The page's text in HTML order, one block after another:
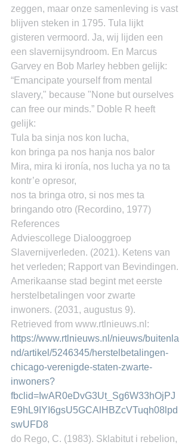
zeggen, maar onze samenleving is vast
blijven steken in 1795. Tula lijkt
gisteren vermoord. Ja, wij lijden een
een slavernijsyndroom. En Marcus
Garvey en Bob Marley hebben gelijk:
“Emancipate yourself from mental
slavery," because "None but ourselves
can free our minds.” Doble R heeft
gelijk:
Tula ba sinja nos kon lucha,
kon bringa pa nos hanja nos balor
Mira, mira ki ironía, nos lucha ya no ta
kontr’e opresor,
nos ta bringa otro, si nos mes ta
bringando otro (Recordino, 1977)
References
Adviescollege Dialooggroep
Slavernijverleden. (2021). Ketens van
het verleden; Rapport van Bevindingen.
Amerikaanse stad begint met eerste
herstelbetalingen voor zwarte
inwoners. (2031, augustus 9).
Retrieved from www.rtlnieuws.nl:
https://www.rtlnieuws.nl/nieuws/buitenla
nd/artikel/5246345/herstelbetalingen-
chicago-verenigde-staten-zwarte-
inwoners?
fbclid=IwAR0eDvG3Ut_Sg6W33hOjPJ
E9hL9IYI6gsU5GCAlHBZcVTuqh08lpd
swUFD8
do Rego, C. (1983). Sklabitut i rebelion,